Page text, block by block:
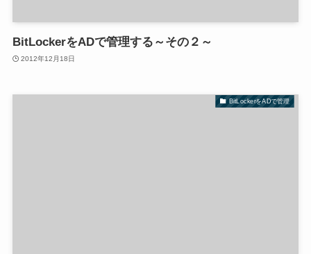
BitLockerをADで管理する～その２～
2012年12月18日
BitLockerをADで管理